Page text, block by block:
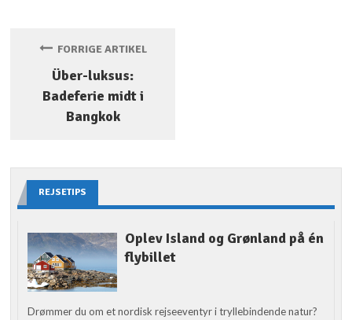
FORRIGE ARTIKEL
Über-luksus:
Badeferie midt i
Bangkok
REJSETIPS
Oplev Island og Grønland på én
flybillet
Drømmer du om et nordisk rejseeventyr i tryllebindende natur?